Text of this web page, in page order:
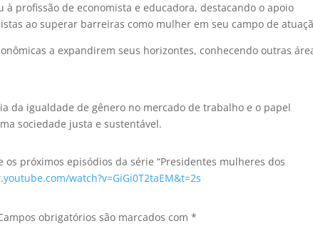
profissão de economista e educadora, destacando o apoio
ao superar barreiras como mulher em seu campo de
a expandirem seus horizontes, conhecendo outras
da igualdade de gênero no mercado de trabalho e o papel
sociedade justa e sustentável.
próximos episódios da série “Presidentes mulheres dos
watch?v=GiGi0T2taEM&t=2s
obrigatórios são marcados com*